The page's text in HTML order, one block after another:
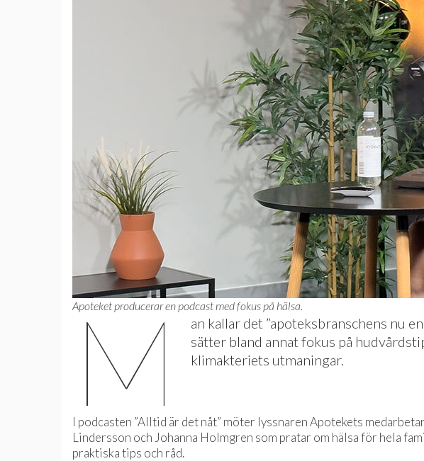
Apoteket producerar en podcast med fokus på hälsa.
M
an kallar det ”apoteksbranschens nu
sätter bland annat fokus på
klimakteriets utmaningar.
I podcasten ”Alltid är det nåt” möter lyssnaren Apotekets
Lindersson och Johanna Holmgren som pratar om hälsa för hela
praktiska tips och råd.